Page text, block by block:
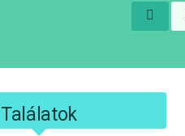
Találatok